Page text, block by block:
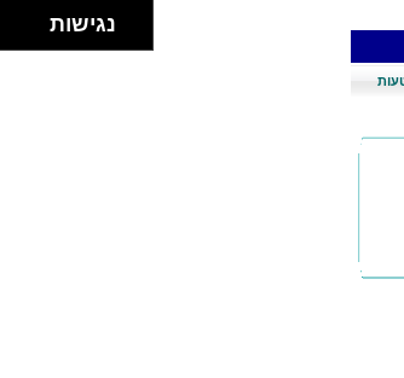
נגישות